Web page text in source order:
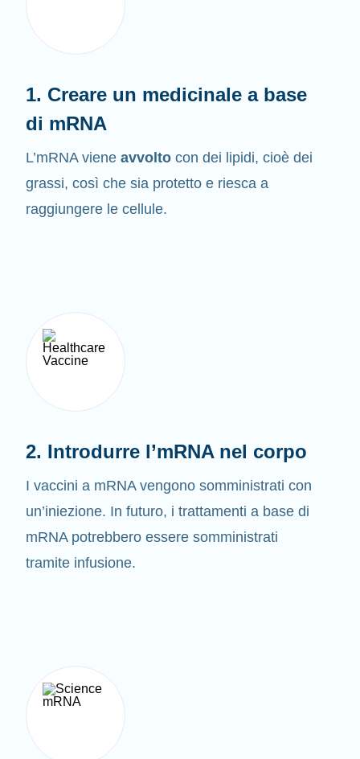
1. Creare un medicinale a base
di mRNA
L’mRNA viene avvolto con dei lipidi, cioè dei
grassi, così che sia protetto e riesca a
raggiungere le cellule.
2. Introdurre l’mRNA nel corpo
I vaccini a mRNA vengono somministrati con
un’iniezione. In futuro, i trattamenti a base di
mRNA potrebbero essere somministrati
tramite infusione.